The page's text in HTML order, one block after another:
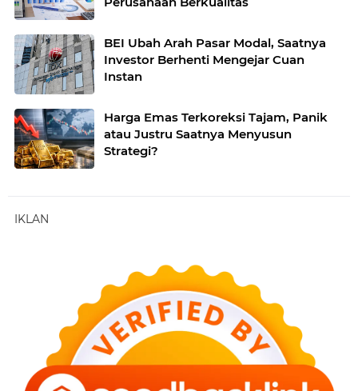
BEI Ubah Arah Pasar Modal, Saatnya
Investor Berhenti Mengejar Cuan
Instan
Harga Emas Terkoreksi Tajam, Panik
atau Justru Saatnya Menyusun
Strategi?
IKLAN